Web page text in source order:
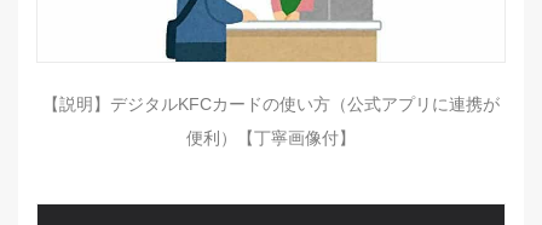
【説明】デジタルKFCカードの使い方（公式アプリに連携が
便利）【丁寧画像付】